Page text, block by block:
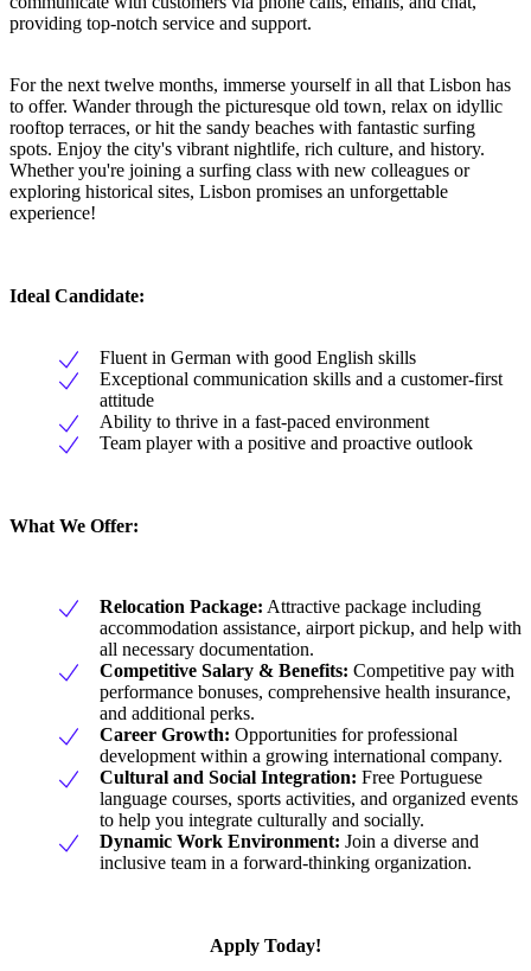
providing top-notch service and support.
For the next twelve months, immerse yourself in all that Lisbon has
to offer. Wander through the picturesque old town, relax on idyllic
rooftop terraces, or hit the sandy beaches with fantastic surfing
spots. Enjoy the city's vibrant nightlife, rich culture, and history.
Whether you're joining a surfing class with new colleagues or
exploring historical sites, Lisbon promises an unforgettable
experience!
Ideal Candidate:
Fluent in German with good English skills
Exceptional communication skills and a customer-first
attitude
Ability to thrive in a fast-paced environment
Team player with a positive and proactive outlook
What We Offer:
Relocation Package: Attractive package including
accommodation assistance, airport pickup, and help with
all necessary documentation.
Competitive Salary & Benefits: Competitive pay with
performance bonuses, comprehensive health insurance,
and additional perks.
Career Growth: Opportunities for professional
development within a growing international company.
Cultural and Social Integration: Free Portuguese
language courses, sports activities, and organized events
to help you integrate culturally and socially.
Dynamic Work Environment: Join a diverse and
inclusive team in a forward-thinking organization.
Apply Today!